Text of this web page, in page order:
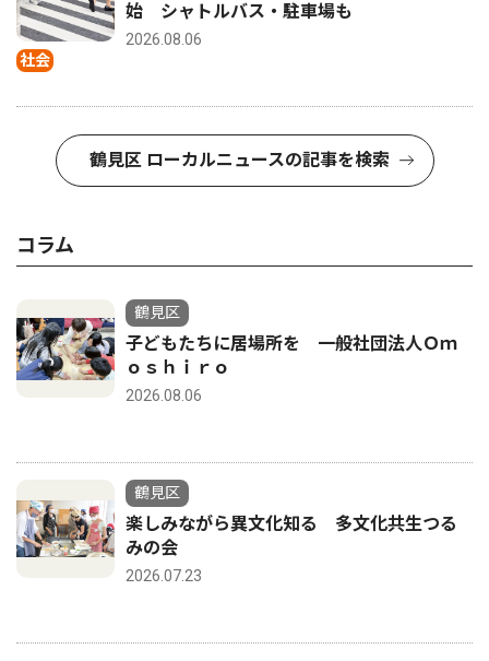
社会
始 シャトルバス・駐車場も
2026.08.06
鶴見区 ローカルニュースの記事を検索
コラム
鶴見区
子どもたちに居場所を 一般社団法人Ｏｍ
ｏｓｈｉｒｏ
2026.08.06
鶴見区
楽しみながら異文化知る 多文化共生つる
みの会
2026.07.23